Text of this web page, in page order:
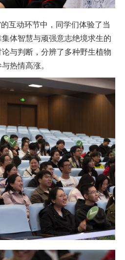
互动环节中，同学们体验了当
体智慧与顽强意志绝境求生的
与判断，分辨了多种野生植物
热情高涨。